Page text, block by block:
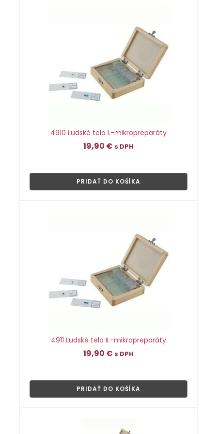
4910 Ľudské telo I.-mikropreparáty
19,90 € s DPH
PRIDAŤ DO KOŠÍKA
4911 Ľudské telo II.-mikropreparáty
19,90 € s DPH
PRIDAŤ DO KOŠÍKA